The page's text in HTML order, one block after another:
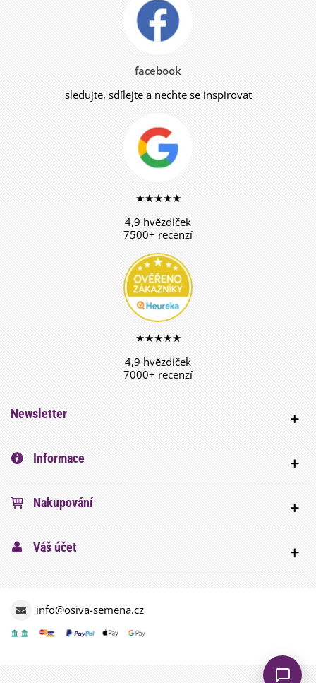
facebook
sledujte, sdílejte a nechte se inspirovat
★★★★★
4,9 hvězdiček
7500+ recenzí
★★★★★
4,9 hvězdiček
7000+ recenzí
Newsletter
Informace
Nakupování
Váš účet
info@osiva-semena.cz